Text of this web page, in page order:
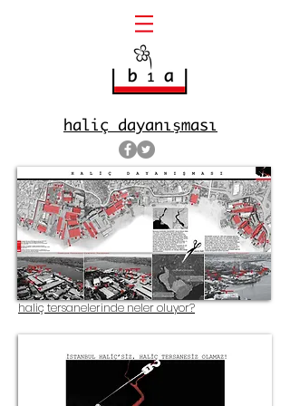
haliç dayanışması
haliç tersanelerinde neler oluyor?